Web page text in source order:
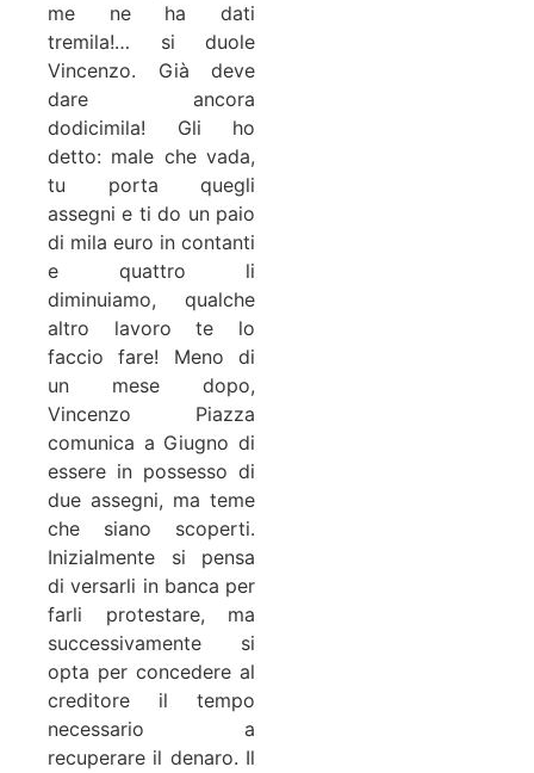
me ne ha dati
tremila!… si duole
Vincenzo. Già deve
dare ancora
dodicimila! Gli ho
detto: male che vada,
tu porta quegli
assegni e ti do un paio
di mila euro in contanti
e quattro li
diminuiamo, qualche
altro lavoro te lo
faccio fare! Meno di
un mese dopo,
Vincenzo Piazza
comunica a Giugno di
essere in possesso di
due assegni, ma teme
che siano scoperti.
Inizialmente si pensa
di versarli in banca per
farli protestare, ma
successivamente si
opta per concedere al
creditore il tempo
necessario a
recuperare il denaro. Il